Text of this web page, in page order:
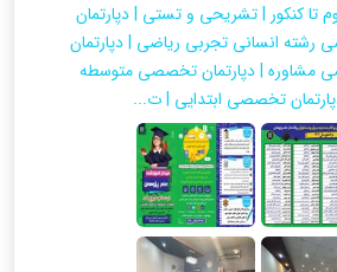
تا کنکور | تشریحی و تستی | دپارتمان
انسانی تجربی ریاضی | دپارتمان
مشاوره | دپارتمان تخصصی متوسطه
تخصصی ابتدایی | ت...